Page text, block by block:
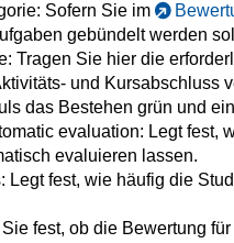
Sofern Sie im
gebündelt werden
Tragen Sie hier die
und Kursabschluss
das Bestehen grün und
evaluation: Legt fest,
evaluieren lassen.
Legt fest, wie häufig die
fest, ob die Bewertung